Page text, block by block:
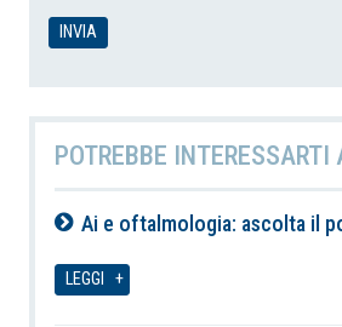
POTREBBE INTERESSARTI
Ai e oftalmologia: ascolta il
LEGGI